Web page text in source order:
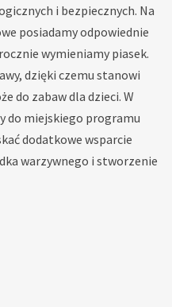
i bezpiecznych. Na
posiadamy odpowiednie
wymieniamy piasek.
dzięki czemu stanowi
do zabaw dla dzieci. W
do miejskiego programu
dodatkowe wsparcie
warzywnego i stworzenie